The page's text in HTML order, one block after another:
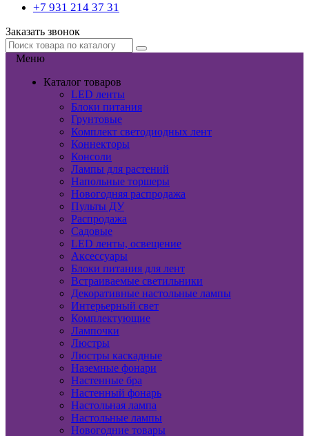
+7 931 214 37 31
Заказать звонок
Меню
Каталог товаров
LED ленты
Блоки питания
Грунтовые
Комплект светодиодных лент
Коннекторы
Консоли
Лампы для растений
Напольные торшеры
Новогодняя распродажа
Пульты ДУ
Распродажа
Садовые
LED ленты, освещение
Аксессуары
Блоки питания для лент
Встраиваемые светильники
Декоративные настольные лампы
Интерьерный свет
Комплектующие
Лампочки
Люстры
Люстры каскадные
Наземные фонари
Настенные бра
Настенный фонарь
Настольная лампа
Настольные лампы
Новогодние товары